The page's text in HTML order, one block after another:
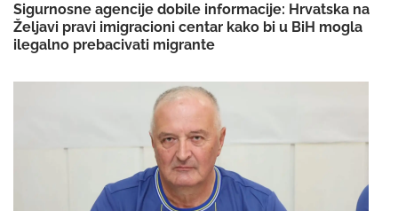
Sigurnosne agencije dobile informacije: Hrvatska na
Željavi pravi imigracioni centar kako bi u BiH mogla
ilegalno prebacivati migrante